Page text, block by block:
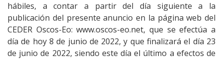
hábiles, a contar a partir del día siguiente a la
publicación del presente anuncio en la página web del
CEDER Oscos-Eo: www.oscos-eo.net, que se efectúa a
día de hoy 8 de junio de 2022, y que finalizará el día 23
de junio de 2022, siendo este día el último a efectos de